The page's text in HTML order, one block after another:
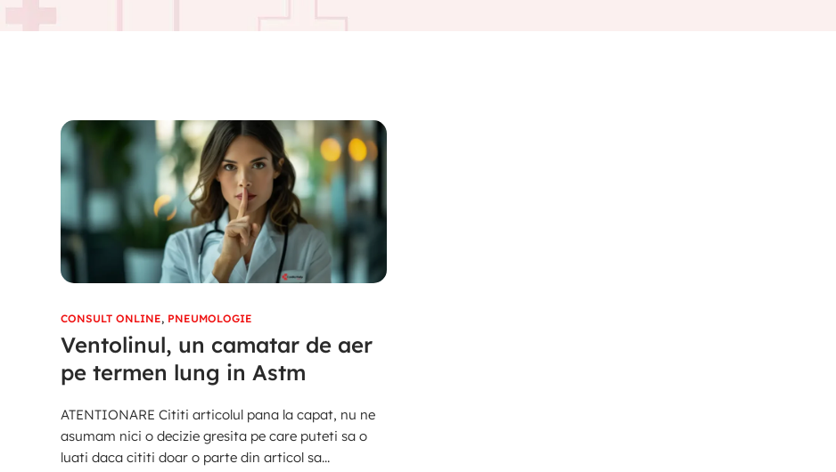
CONSULT ONLINE, PNEUMOLOGIE
Ventolinul, un camatar de aer
pe termen lung in Astm
ATENTIONARE Cititi articolul pana la capat, nu ne
asumam nici o decizie gresita pe care puteti sa o
luati daca cititi doar o parte din articol sa...